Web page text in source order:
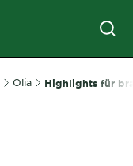
Olia Highlights für